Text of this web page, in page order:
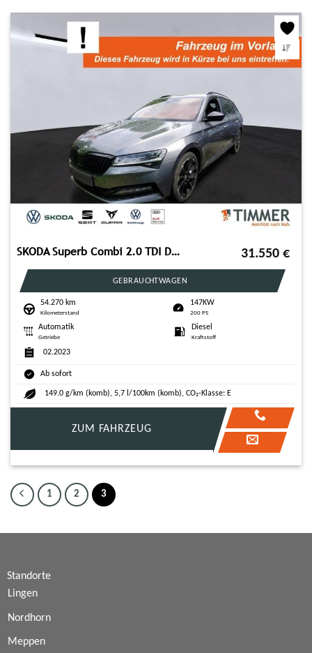
SKODA Superb Combi 2.0 TDI DSG SPORTLINE +AHK +MATRIX 31.550 €
GEBRAUCHTWAGEN
54.270 km
Kilometerstand
147KW
200 PS
Automatik
Getriebe
Diesel
Kraftstoff
02.2023
Ab sofort
149.0 g/km (komb), 5,7 l/100km (komb), CO₂-Klasse: E
ZUM FAHRZEUG
1 2 3
Standorte
Lingen
Nordhorn
Meppen